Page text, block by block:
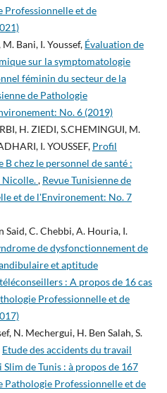
Professionnelle et de
Bani, I. Youssef, Évaluation de
sur la symptomatologie
féminin du secteur de la
de Pathologie
No. 6 (2019)
H. ZIEDI, S.CHEMINGUI, M.
I. YOUSSEF, Profil
chez le personnel de santé :
Nicolle., Revue Tunisienne de
et de l'Environement: No. 7
Said, C. Chebbi, A. Houria, I.
de dysfonctionnement de
et aptitude
: A propos de 16 cas
Professionnelle et de
N. Mechergui, H. Ben Salah, S.
Etude des accidents du travail
de Tunis : à propos de 167
Pathologie Professionnelle et de